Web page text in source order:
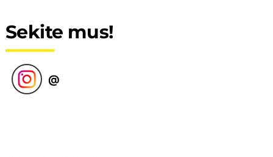
Sekite mus!
@